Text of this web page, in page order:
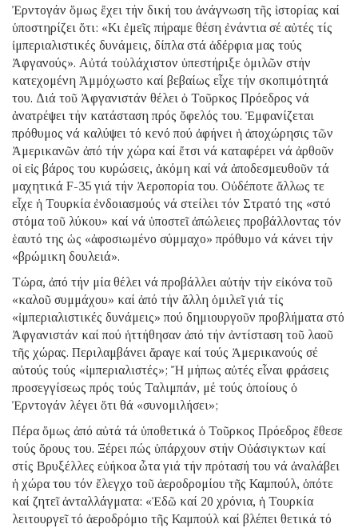
Ἐρντογάν ὅμως ἔχει τήν δική του ἀνάγνωση τῆς ἱστορίας καί
ὑποστηρίζει ὅτι: «Κι ἐμεῖς πήραμε θέση ἐνάντια σέ αὐτές τίς
ἰμπεριαλιστικές δυνάμεις, δίπλα στά ἀδέρφια μας τούς
Ἀφγανούς». Αὐτά τοὐλάχιστον ὑπεστήριξε ὁμιλῶν στήν
κατεχομένη Ἀμμόχωστο καί βεβαίως εἶχε τήν σκοπιμότητά
του. Διά τοῦ Ἀφγανιστάν θέλει ὁ Τοῦρκος Πρόεδρος νά
ἀνατρέψει τήν κατάσταση πρός ὄφελός του. Ἐμφανίζεται
πρόθυμος νά καλύψει τό κενό πού ἀφήνει ἡ ἀποχώρησις τῶν
Ἀμερικανῶν ἀπό τήν χώρα καί ἔτσι νά καταφέρει νά ἀρθοῦν
οἱ εἰς βάρος του κυρώσεις, ἀκόμη καί νά ἀποδεσμευθοῦν τά
μαχητικά F-35 γιά τήν Ἀεροπορία του. Οὐδέποτε ἄλλως τε
εἶχε ἡ Τουρκία ἐνδοιασμούς νά στείλει τόν Στρατό της «στό
στόμα τοῦ λύκου» καί νά ὑποστεῖ ἀπώλειες προβάλλοντας τόν
ἑαυτό της ὡς «ἀφοσιωμένο σύμμαχο» πρόθυμο νά κάνει τήν
«βρώμικη δουλειά».
Τώρα, ἀπό τήν μία θέλει νά προβάλλει αὐτήν τήν εἰκόνα τοῦ
«καλοῦ συμμάχου» καί ἀπό τήν ἄλλη ὁμιλεῖ γιά τίς
«ἰμπεριαλιστικές δυνάμεις» πού δημιουργοῦν προβλήματα στό
Ἀφγανιστάν καί πού ἡττήθησαν ἀπό τήν ἀντίσταση τοῦ λαοῦ
τῆς χώρας. Περιλαμβάνει ἄραγε καί τούς Ἀμερικανούς σέ
αὐτούς τούς «ἰμπεριαλιστές»; Ἤ μήπως αὐτές εἶναι φράσεις
προσεγγίσεως πρός τούς Ταλιμπάν, μέ τούς ὁποίους ὁ
Ἐρντογάν λέγει ὅτι θά «συνομιλήσει»;
Πέρα ὅμως ἀπό αὐτά τά ὑποθετικά ὁ Τοῦρκος Πρόεδρος ἔθεσε
τούς ὅρους του. Ξέρει πώς ὑπάρχουν στήν Οὐάσιγκτων καί
στίς Βρυξέλλες εὐήκοα ὦτα γιά τήν πρότασή του νά ἀναλάβει
ἡ χώρα του τόν ἔλεγχο τοῦ ἀεροδρομίου τῆς Καμπούλ, ὁπότε
καί ζητεῖ ἀνταλλάγματα: «Ἐδῶ καί 20 χρόνια, ἡ Τουρκία
λειτουργεῖ τό ἀεροδρόμιο τῆς Καμπούλ καί βλέπει θετικά τό